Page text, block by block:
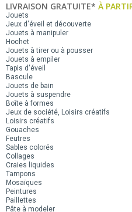
LIVRAISON GRATUITE* À
Jouets
Jeux d'éveil et découverte
Jouets à manipuler
Hochet
Jouets à tirer ou à pousser
Jouets à empiler
Tapis d'éveil
Bascule
Jouets de bain
Jouets à suspendre
Boîte à formes
Jeux de société, Loisirs créatifs
Loisirs créatifs
Gouaches
Feutres
Sables colorés
Collages
Craies liquides
Tampons
Mosaïques
Peintures
Paillettes
Pâte à modeler